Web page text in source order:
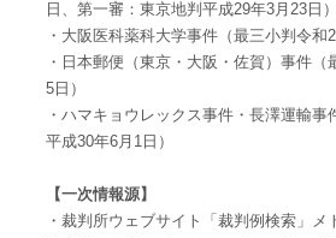
日、第一審：東京地判平成29年3月23日）
・大阪医科薬科大学事件（最三小判令和2
・日本郵便（東京・大阪・佐賀）事件（
5日）
・ハマキョウレックス事件・長澤運輸事
平成30年6月1日）
【一次情報源】
・裁判所ウェブサイト「裁判例検索」メ